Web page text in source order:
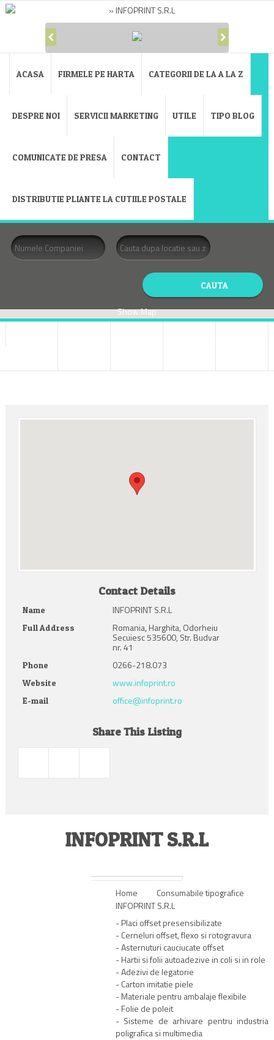
ACASA FIRMELE PE HARTA CATEGORII DE LA A LA Z
DESPRE NOI SERVICII MARKETING UTILE TIPO BLOG
COMUNICATE DE PRESA CONTACT
DISTRIBUTIE PLIANTE LA CUTIILE POSTALE
Show Map
Contact Details
Name INFOPRINT S.R.L
Full Address Romania, Harghita, Odorheiu
Secuiesc 535600, Str. Budvar
nr. 41
Phone 0266-218.073
Website www.infoprint.ro
E-mail office@infoprint.ro
Share This Listing
INFOPRINT S.R.L
Home
Consumabile tipografice
INFOPRINT S.R.L
- Placi offset presensibilizate
- Cerneluri offset, flexo si rotogravura
- Asternuturi cauciucate offset
- Hartii si folii autoadezive in coli si in role
- Adezivi de legatorie
- Carton imitatie piele
- Materiale pentru ambalaje flexibile
- Folie de poleit
- Sisteme de arhivare pentru industria
poligrafica si multimedia